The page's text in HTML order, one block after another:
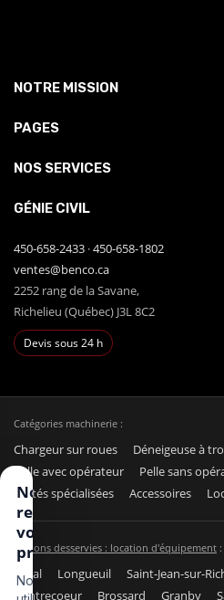
NOTRE MISSION
PAGES
NOS SERVICES
GÉNIE CIVIL
450-658-2433 ·450-658-1802
ventes@benco.ca
2252 rang de la Savane,
Richelieu (Québec) J3L 8C2
Devis sous 24 h
Catégories machinerie :
Chargeur sur roues Déneigeuse à
Pelle avec opérateur
Pelle sans
Unités spécialisées
Accessoires
Régions desservies : location d'équipement :
Laval Longueuil Saint-Jean-sur-
Contrecoeur
Brossard Granby
Nous
respectons
votre vie
privée
Nous